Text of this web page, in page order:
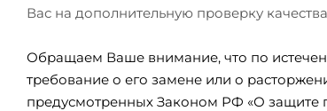
Вас на дополнительную проверку
Обращаем Ваше внимание, что по
требование о его замене или о
предусмотренных Законом РФ «О защите